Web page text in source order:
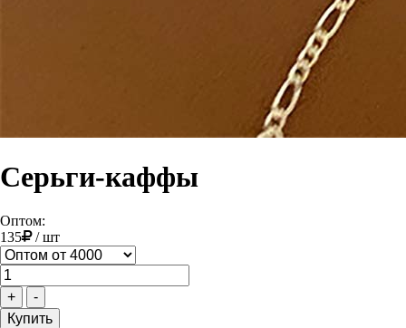
Серьги-каффы
Оптом:
135
/шт
+ -